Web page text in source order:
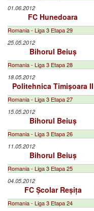
01.06.2012
FC Hunedoara
Romania - Liga 3 Etapa 29
25.05.2012
Bihorul Beiuș
Romania - Liga 3 Etapa 28
18.05.2012
Politehnica Timișoara II
Romania - Liga 3 Etapa 27
15.05.2012
Bihorul Beiuș
Romania - Liga 3 Etapa 26
11.05.2012
Bihorul Beiuș
Romania - Liga 3 Etapa 25
04.05.2012
FC Școlar Reșița
Romania - Liga 3 Etapa 24